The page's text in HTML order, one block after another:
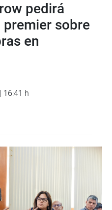
pedirá
sobre
en
16:41 h